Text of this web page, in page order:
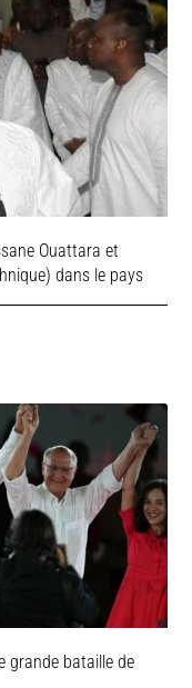
Ouattara et
dans le pays
grande bataille de